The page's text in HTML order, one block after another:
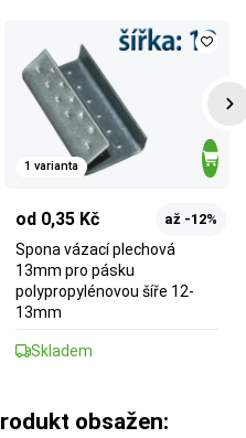
1 varianta
od 0,35 Kč až -12%
Spona vázací plechová
13mm pro pásku
polypropylénovou šíře 12-
13mm
Skladem
obsažen: